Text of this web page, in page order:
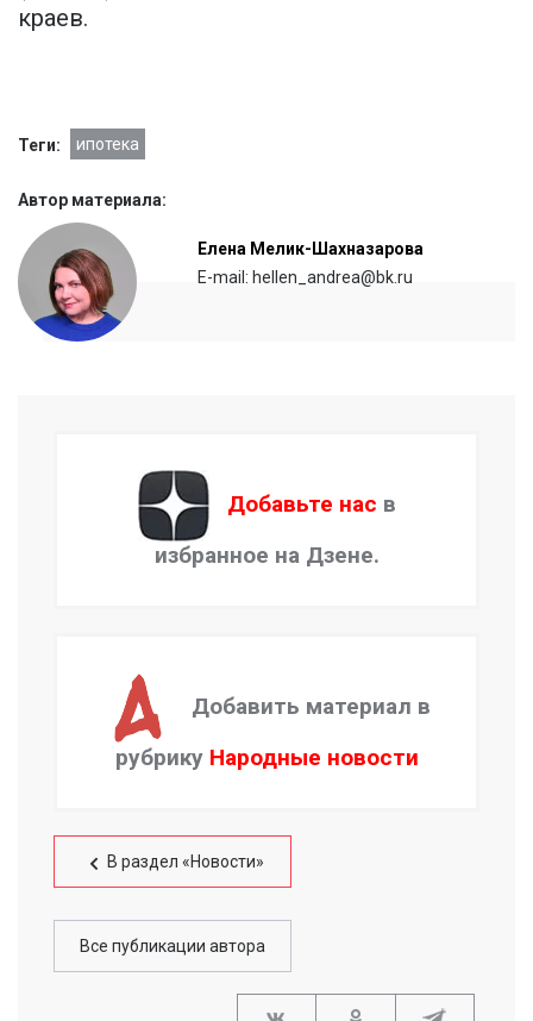
краев.
Теги: ипотека
Автор материала:
Елена Мелик-Шахназарова
E-mail: hellen_andrea@bk.ru
Добавьте нас в
избранное на Дзене.
Добавить материал в
рубрику Народные новости
В раздел «Новости»
Все публикации автора